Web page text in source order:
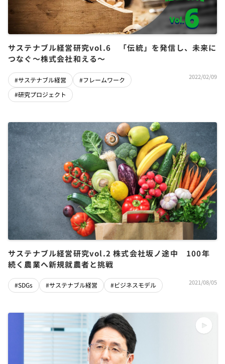
サステナブル経営研究vol.6 「伝統」を発信し、未来に
つなぐ～株式会社和える～
#サステナブル経営
#フレームワーク
#研究プロジェクト
2022/02/09
サステナブル経営研究vol.2 株式会社坂ノ途中 100年
続く農業へ新規就農者と挑戦
#SDGs #サステナブル経営 #ビジネスモデル 2021/08/05